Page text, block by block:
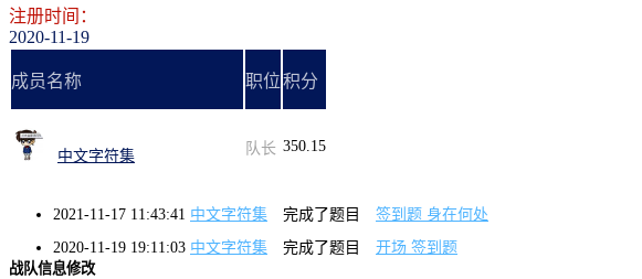
注册时间：
2020-11-19
成员名称 职位积分
中文字符集 队长 350.15
2021-11-17 11:43:41 中文字符集 完成了题目
签到题 身在何处
2020-11-19 19:11:03 中文字符集 完成了题目
开场 签到题
战队信息修改